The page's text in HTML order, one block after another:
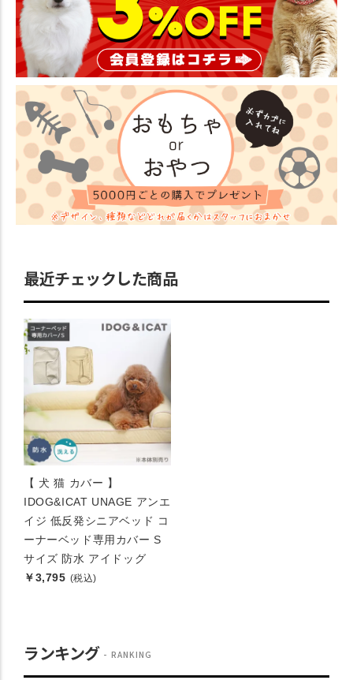
最近チェックした商品
【 犬 猫 カバー 】
IDOG&ICAT UNAGE アンエ
イジ 低反発シニアベッド コ
ーナーベッド専用カバー S
サイズ 防水 アイドッグ
￥3,795 (税込)
ランキング RANKING